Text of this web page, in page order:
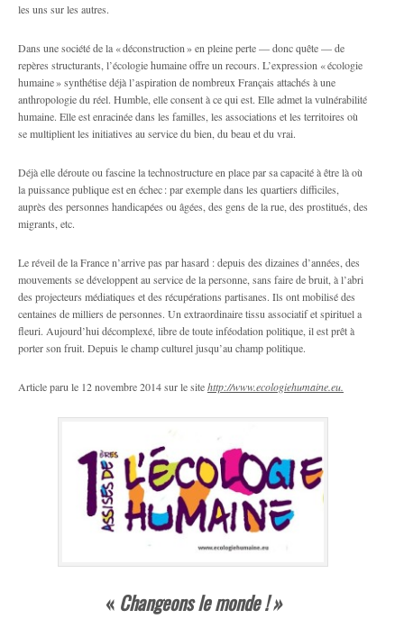
les uns sur les autres.
Dans une société de la « déconstruction » en pleine perte — donc quête — de
repères structurants, l’écologie humaine offre un recours. L’expression « écologie
humaine » synthétise déjà l’aspiration de nombreux Français attachés à une
anthropologie du réel. Humble, elle consent à ce qui est. Elle admet la vulnérabilité
humaine. Elle est enracinée dans les familles, les associations et les territoires où
se multiplient les initiatives au service du bien, du beau et du vrai.
Déjà elle déroute ou fascine la technostructure en place par sa capacité à être là où
la puissance publique est en échec : par exemple dans les quartiers difficiles,
auprès des personnes handicapées ou âgées, des gens de la rue, des prostitués, des
migrants, etc.
Le réveil de la France n’arrive pas par hasard : depuis des dizaines d’années, des
mouvements se développent au service de la personne, sans faire de bruit, à l’abri
des projecteurs médiatiques et des récupérations partisanes. Ils ont mobilisé des
centaines de milliers de personnes. Un extraordinaire tissu associatif et spirituel a
fleuri. Aujourd’hui décomplexé, libre de toute inféodation politique, il est prêt à
porter son fruit. Depuis le champ culturel jusqu’au champ politique.
Article paru le 12 novembre 2014 sur le sitehttp://www.ecologiehumaine.eu.
« Changeons le monde ! »